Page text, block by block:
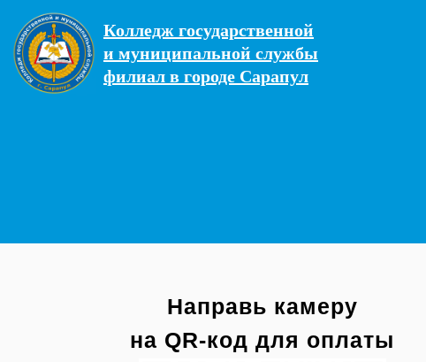
Колледж государственной
и муниципальной службы
филиал в городе Сарапул
Направь камеру
на QR-код для оплаты